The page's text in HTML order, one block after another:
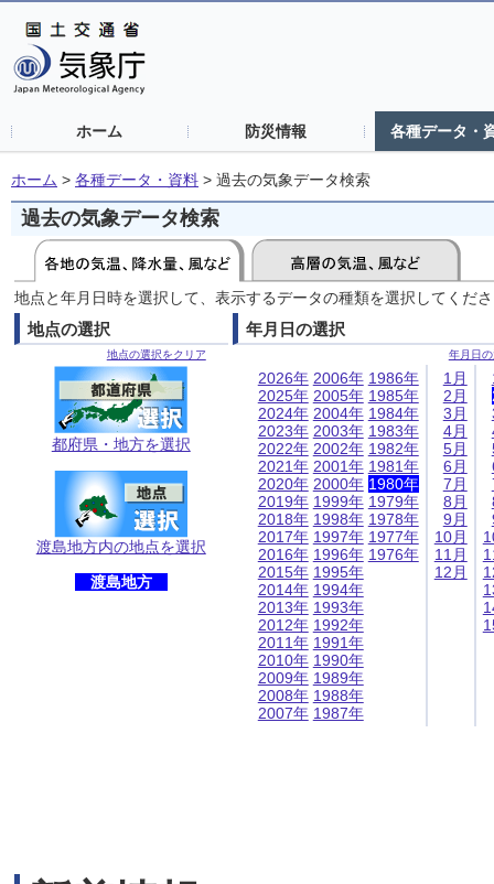
ホーム 防災情報 各種データ・
ホーム > 各種データ・資料 > 過去の気象データ検索
過去の気象データ検索
地点と年月日時を選択して、表示するデータの種類を選択してくだ
地点の選択
地点の選択をクリア
都府県・地方を選択
渡島地方内の地点を選択
渡島地方
年月日の選択
年月日
2026年
2025年
2024年
2023年
2022年
2021年
2020年
2019年
2018年
2017年
2016年
2015年
2014年
2013年
2012年
2011年
2010年
2009年
2008年
2007年
2006年
2005年
2004年
2003年
2002年
2001年
2000年
1999年
1998年
1997年
1996年
1995年
1994年
1993年
1992年
1991年
1990年
1989年
1988年
1987年
1986年
1985年
1984年
1983年
1982年
1981年
1980年
1979年
1978年
1977年
1976年
1月
2月
3月
4月
5月
6月
7月
8月
9月
10月
11月
12月